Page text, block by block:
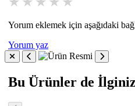
Yorum eklemek için aşağıdaki
Yorum yaz
Bu Ürünler de